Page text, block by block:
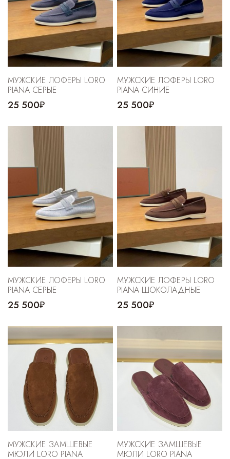
МУЖСКИЕ ЛОФЕРЫ LORO
PIANA СЕРЫЕ
25 500₽
МУЖСКИЕ ЛОФЕРЫ LORO
PIANA СИНИЕ
25 500₽
МУЖСКИЕ ЛОФЕРЫ LORO
PIANA СЕРЫЕ
25 500₽
МУЖСКИЕ ЛОФЕРЫ LORO
PIANA ШОКОЛАДНЫЕ
25 500₽
МУЖСКИЕ ЗАМШЕВЫЕ
МЮЛИ LORO PIANA
МУЖСКИЕ ЗАМШЕВЫЕ
МЮЛИ LORO PIANA